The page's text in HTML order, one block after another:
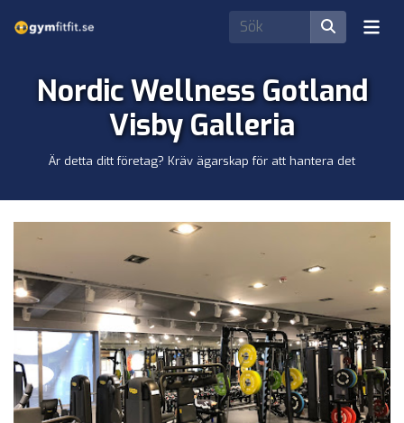
Nordic Wellness Gotland
Visby Galleria
Är detta ditt företag? Kräv ägarskap för att hantera det